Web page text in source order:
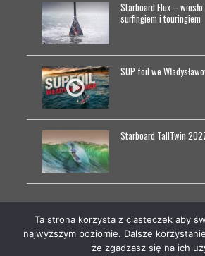
Starboard Flux –
surfingiem i touringiem
SUP foil we
Starboard TallTwin
Copyright © 2022 Supsurfer.pl | Zapoznaj się z
POLITYKĄ PRYWATNOŚCIserwisu Supsurfer.pl
Ta strona korzysta z ciasteczek aby
najwyższym poziomie. Dalsze
że zgadzasz się na ich